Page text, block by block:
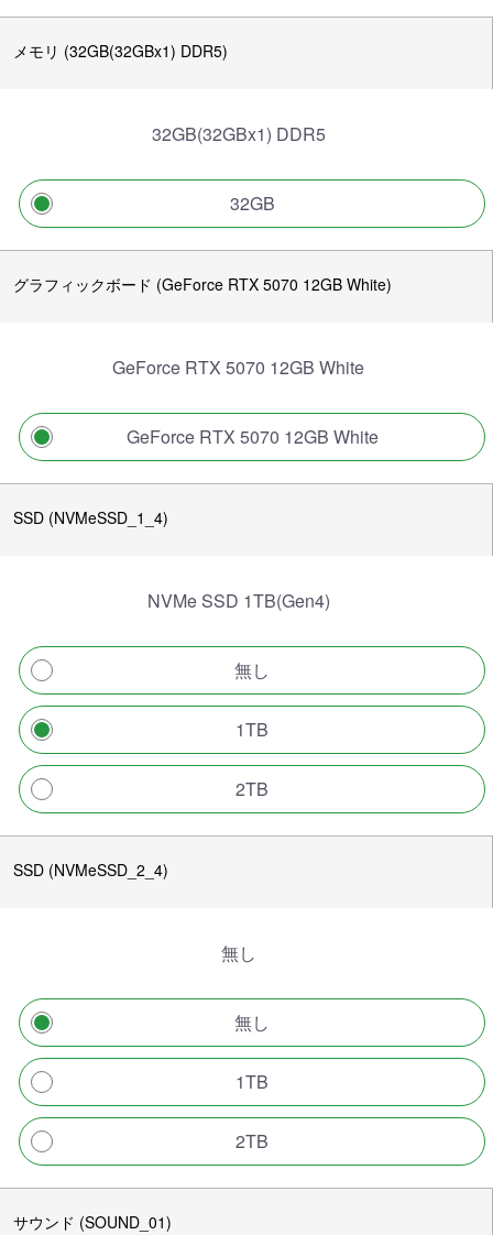
メモリ (32GB(32GBx1) DDR5)
32GB(32GBx1) DDR5
32GB
グラフィックボード (GeForce RTX 5070 12GB White)
GeForce RTX 5070 12GB White
GeForce RTX 5070 12GB White
SSD (NVMeSSD_1_4)
NVMe SSD 1TB(Gen4)
無し
1TB
2TB
SSD (NVMeSSD_2_4)
無し
無し
1TB
2TB
サウンド (SOUND_01)